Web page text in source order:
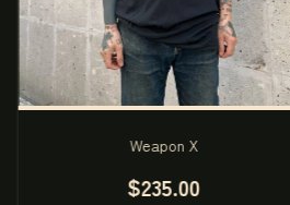
Weapon X
$235.00